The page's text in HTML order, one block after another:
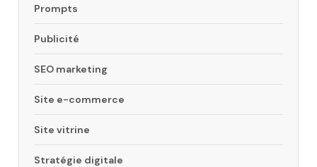
Prompts
Publicité
SEO marketing
Site e-commerce
Site vitrine
Stratégie digitale